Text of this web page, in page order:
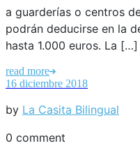
a guarderías o centros
podrán deducirse en la
hasta 1.000 euros. La […]
read more
16 diciembre 2018
by La Casita Bilingual
0 comment